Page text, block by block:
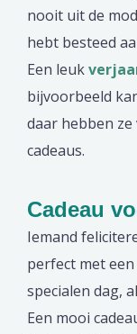
nooit uit de
hebt besteed
Een leuk
bijvoorbeeld
daar hebben
cadeaus.
Cadeau
Iemand
perfect met
specialen dag,
Een mooi